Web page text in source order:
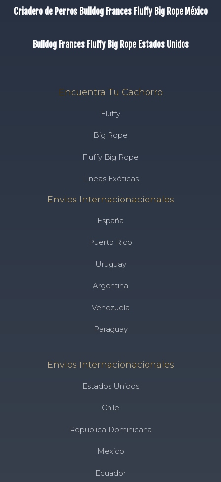
Criadero de Perros Bulldog Frances Fluffy Big Rope México
Bulldog Frances Fluffy Big Rope Estados Unidos
Encuentra Tu Cachorro
Fluffy
Big Rope
Fluffy Big Rope
Lineas Exóticas
Envios Internacionacionales
España
Puerto Rico
Uruguay
Argentina
Venezuela
Paraguay
Envios Internacionacionales
Estados Unidos
Chile
Republica Dominicana
Mexico
Ecuador